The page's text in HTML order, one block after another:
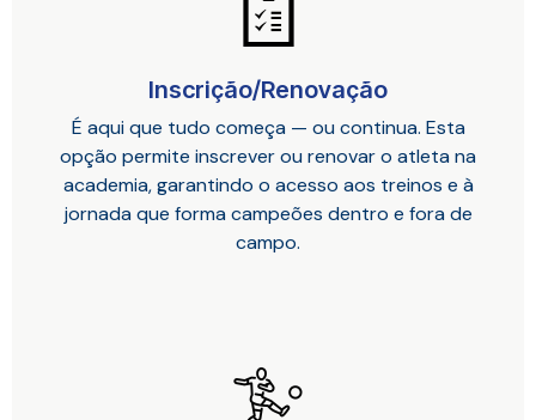
Inscrição/Renovação
É aqui que tudo começa — ou continua. Esta
opção permite inscrever ou renovar o atleta na
academia, garantindo o acesso aos treinos e à
jornada que forma campeões dentro e fora de
campo.